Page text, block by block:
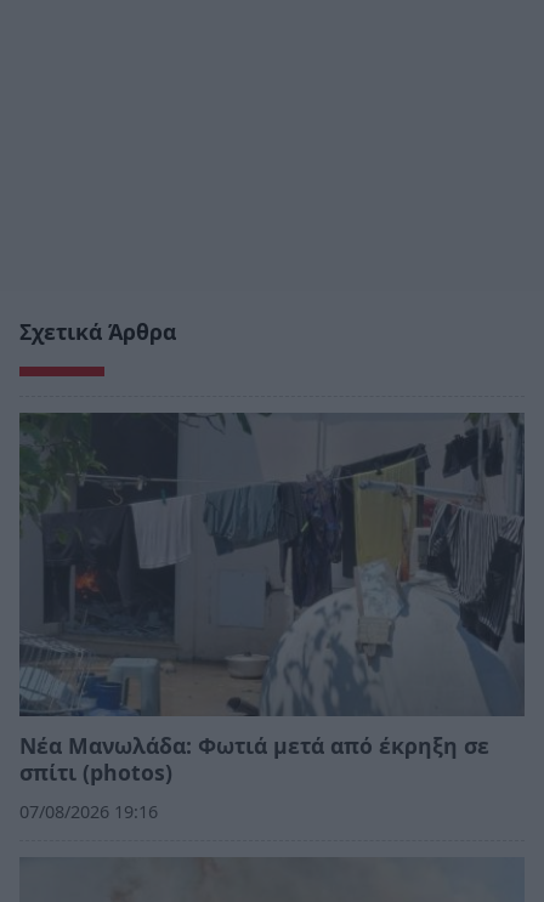
Σχετικά Άρθρα
Νέα Μανωλάδα: Φωτιά μετά από έκρηξη σε
σπίτι (photos)
07/08/2026 19:16